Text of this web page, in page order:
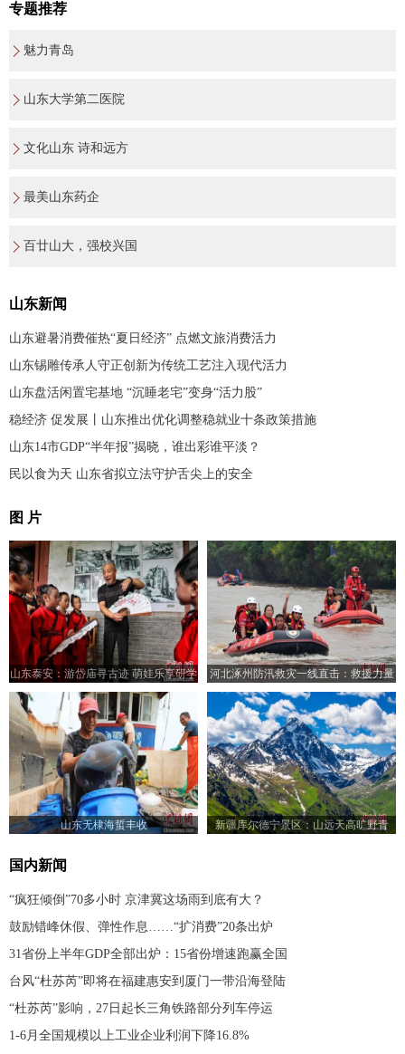
专题推荐
魅力青岛
山东大学第二医院
文化山东 诗和远方
最美山东药企
百廿山大，强校兴国
山东新闻
山东避暑消费催热“夏日经济” 点燃文旅消费活力
山东锡雕传承人守正创新为传统工艺注入现代活力
山东盘活闲置宅基地 “沉睡老宅”变身“活力股”
稳经济 促发展丨山东推出优化调整稳就业十条政策措施
山东14市GDP“半年报”揭晓，谁出彩谁平淡？
民以食为天 山东省拟立法守护舌尖上的安全
图 片
山东泰安：游岱庙寻古迹 萌娃乐享研学
游
河北涿州防汛救灾一线直击：救援力量
从四面八方汇集
山东无棣海蜇丰收 新疆库尔德宁景区：山远天高旷野青
国内新闻
“疯狂倾倒”70多小时 京津冀这场雨到底有大？
鼓励错峰休假、弹性作息……“扩消费”20条出炉
31省份上半年GDP全部出炉：15省份增速跑赢全国
台风“杜苏芮”即将在福建惠安到厦门一带沿海登陆
“杜苏芮”影响，27日起长三角铁路部分列车停运
1-6月全国规模以上工业企业利润下降16.8%